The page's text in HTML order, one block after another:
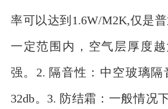
率可以达到1.6W/M2K,仅是
一定范围内，空气层厚度
强。2. 隔音性：中空玻璃隔
32db。3. 防结霜：一般情况